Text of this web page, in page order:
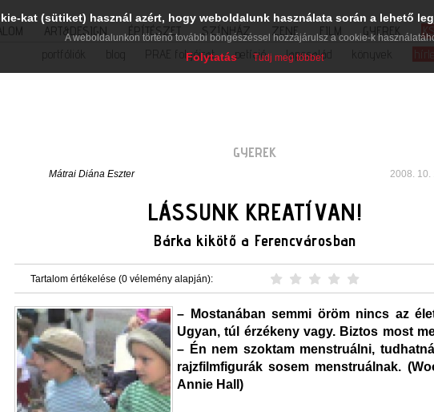
ART&DESIGN ÉPÍTÉSZET SZÍNHÁZ ZENE FILM GYEREK
portfóliók
PRAE folyóirat petíció lapcsalád könyvek
GYEREK
Mátrai Diána Eszter 2008. 10.
LÁSSUNK KREATÍVAN!
Bárka kikötő a Ferencvárosban
Tartalom értékelése (0 vélemény alapján):
– Mostanában semmi öröm nincs az
Ugyan, túl érzékeny vagy. Biztos most
– Én nem szoktam menstruálni,
rajzfilmfigurák sosem menstruálnak.
Annie Hall)
kat (sütiket) használ azért, hogy weboldalunk használata során a lehető
A weboldalunkon történő további böngészéssel hozzájárulsz a cookie-k
Folytatás Tudj meg többet